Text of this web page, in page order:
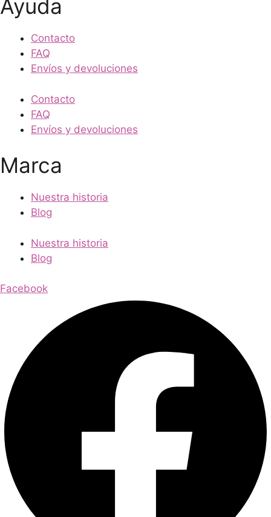
Ayuda
Contacto
FAQ
Envíos y devoluciones
Contacto
FAQ
Envíos y devoluciones
Marca
Nuestra historia
Blog
Nuestra historia
Blog
Facebook